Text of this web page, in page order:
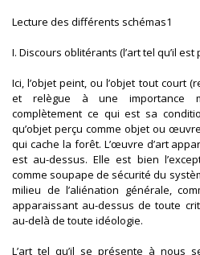
Lecture des différents schémas1
I. Discours oblitérants (l’art tel qu’il est
Ici, l’objet peint, ou l’objet tout court
et relègue à une importance
complètement ce qui est sa
qu’objet perçu comme objet ou
qui cache la forêt. L’œuvre d’art
est au-dessus. Elle est bien
comme soupape de sécurité du
milieu de l’aliénation générale,
apparaissant au-dessus de toute
au-delà de toute idéologie.
L’art tel qu’il se présente à nous